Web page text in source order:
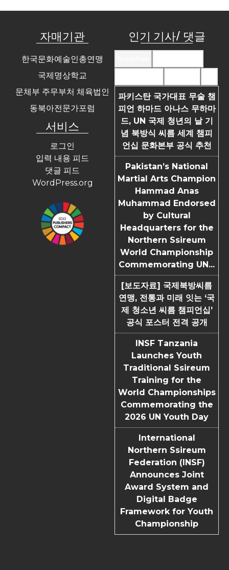
자매기관
한국문화예술인총연맹
국제명상학교
문체부 주무부처 체육법인
동북아전문가포럼
서비스
로그인
입력 내용 피드
댓글 피드
WordPress.org
인기 기사/ 댓글
파키스탄 국가대표 무술 챔
피언 하마드 아나스 무하마
드, UN 국제 청년의 날 기
념 북방식 씨름 세계 챔피
언십 문화본부 공식 추천
Pakistan’s National
Martial Arts Champion
Hammad Anas
Muhammad Endorsed
by Cultural
Headquarters for the
Northern Ssireum
World Championship
Commemorating UN...
[보도자료] 국제북방씨름
연맹, 전통과 미래 잇는 ‘국
제 청소년 씨름 챔피언십’
공식 포스터 전격 공개
INSF Tanzania
Launches Youth
Traditional Ssireum
Training for the
World Championships
Commemorating the
2026 UN Youth Day
International
Northern Ssireum
Federation (INSF)
Announces Joint
Award System and
Digital Badge
Framework for Youth
Championship